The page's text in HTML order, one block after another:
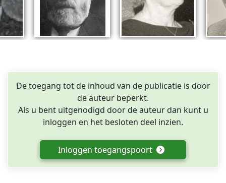
De toegang tot de inhoud van de publicatie is door
de auteur beperkt.
Als u bent uitgenodigd door de auteur dan kunt u
inloggen en het besloten deel inzien.
Inloggen toegangspoort